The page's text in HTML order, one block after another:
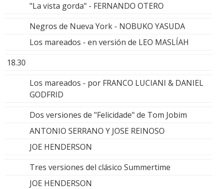
"La vista gorda" - FERNANDO OTERO
Negros de Nueva York - NOBUKO YASUDA
Los mareados - en versión de LEO MASLÍAH
18.30
Los mareados - por FRANCO LUCIANI & DANIEL
GODFRID
Dos versiones de "Felicidade" de Tom Jobim
ANTONIO SERRANO Y JOSE REINOSO
JOE HENDERSON
Tres versiones del clásico Summertime
JOE HENDERSON